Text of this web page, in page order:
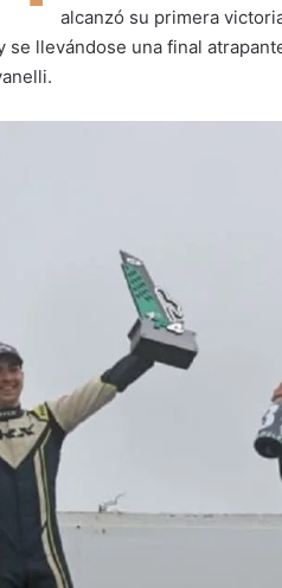
alcanzó su primera
llevándose una final